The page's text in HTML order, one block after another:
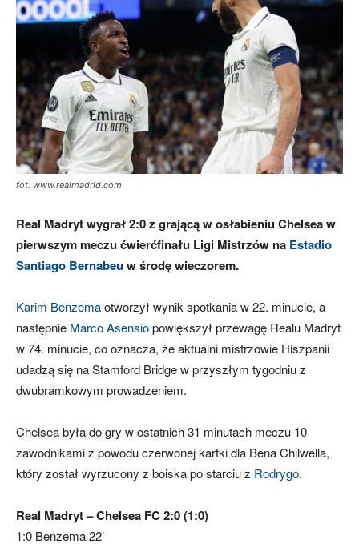
fot. www.realmadrid.com
Real Madryt wygrał 2:0 z grającą w osłabieniu Chelsea w
pierwszym meczu ćwierćfinału Ligi Mistrzów na Estadio
Santiago Bernabeuw środę wieczorem.
Karim Benzemaotworzył wynik spotkania w 22. minucie, a
następnie Marco Asensiopowiększył przewagę Realu Madryt
w 74. minucie, co oznacza, że ​​aktualni mistrzowie Hiszpanii
udadzą się na Stamford Bridge w przyszłym tygodniu z
dwubramkowym prowadzeniem.
Chelsea była do gry w ostatnich 31 minutach meczu 10
zawodnikami z powodu czerwonej kartki dla Bena Chilwella,
który został wyrzucony z boiska po starciu z Rodrygo.
Real Madryt – Chelsea FC 2:0 (1:0)
1:0 Benzema 22’